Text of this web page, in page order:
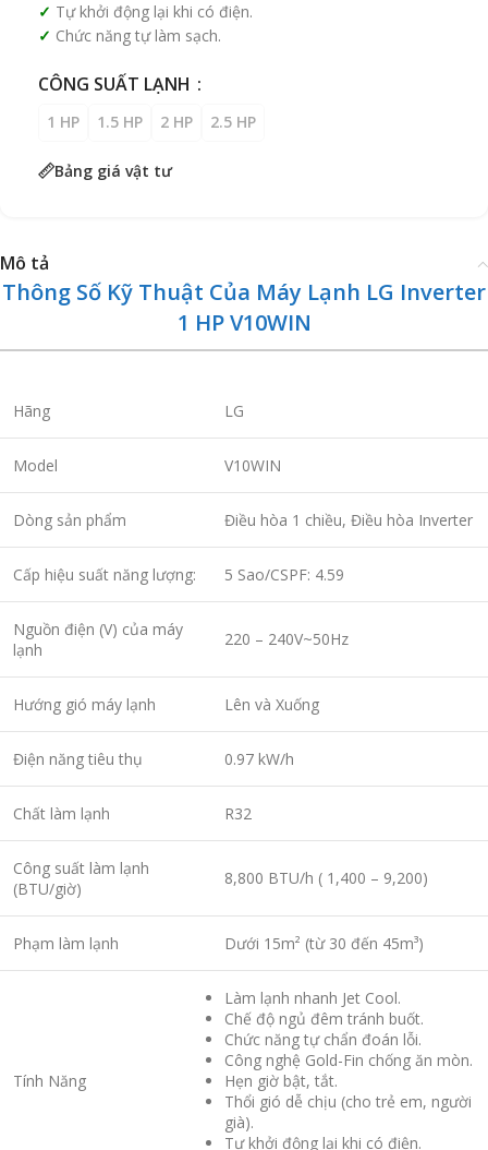
Tự khởi động lại khi có điện.
Chức năng tự làm sạch.
CÔNG SUẤT LẠNH
1 HP 1.5 HP 2 HP 2.5 HP
Bảng giá vật tư
Mô tả
Thông Số Kỹ Thuật Của Máy Lạnh LG Inverter
1 HP V10WIN
Hãng LG
Model V10WIN
Dòng sản phẩm Điều hòa 1 chiều, Điều hòa Inverter
Cấp hiệu suất năng lượng: 5 Sao/CSPF: 4.59
Nguồn điện (V) của máy
lạnh
220 – 240V~50Hz
Hướng gió máy lạnh Lên và Xuống
Điện năng tiêu thụ 0.97 kW/h
Chất làm lạnh R32
Công suất làm lạnh
(BTU/giờ)
8,800 BTU/h ( 1,400 – 9,200)
Phạm làm lạnh Dưới 15m² (từ 30 đến 45m³)
Tính Năng
Làm lạnh nhanh Jet Cool.
Chế độ ngủ đêm tránh buốt.
Chức năng tự chẩn đoán lỗi.
Công nghệ Gold-Fin chống ăn mòn.
Hẹn giờ bật, tắt.
Thổi gió dễ chịu (cho trẻ em, người
già).
Tự khởi động lại khi có điện.